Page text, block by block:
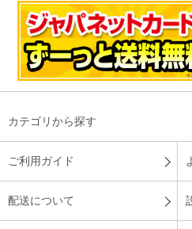
カテゴリから探す
ご利用ガイド
配送について